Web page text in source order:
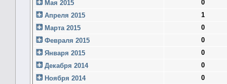
Мая 2015
0
Апреля 2015
1
Марта 2015
0
Февраля 2015
0
Января 2015
0
Декабря 2014
0
Ноября 2014
0